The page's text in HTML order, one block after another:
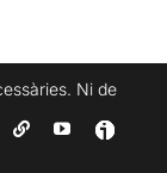
Ni de